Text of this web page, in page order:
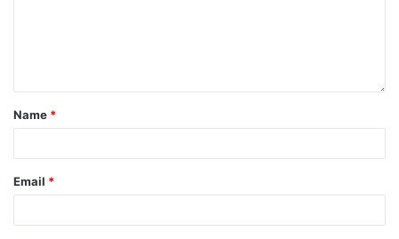
Name *
Email *